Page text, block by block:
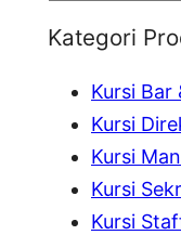
Kategori
Kursi Bar
Kursi
Kursi
Kursi
Kursi